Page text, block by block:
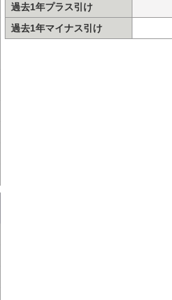
過去1年プラス引け
過去1年マイナス引け